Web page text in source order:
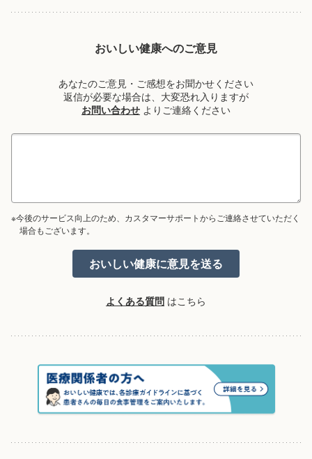
おいしい健康へのご意見
あなたのご意見・ご感想をお聞かせください
返信が必要な場合は、大変恐れ入りますが
お問い合わせ よりご連絡ください
※今後のサービス向上のため、カスタマーサポートからご連絡させていただく
場合もございます。
よくある質問 はこちら